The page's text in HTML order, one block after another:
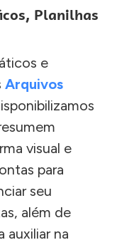
Planilhas
e
Arquivos
visual e
para
seu
além de
auxiliar na